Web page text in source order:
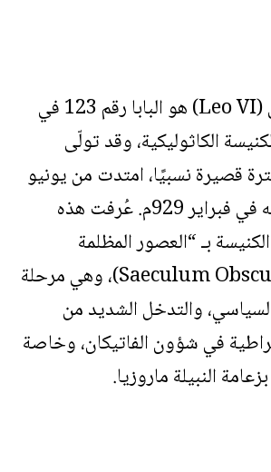
البابا ليو السادس (Leo VI) هو البابا رقم 123 في
الكاثوليكية، وقد تولّى
قصيرة نسبيًا، امتدت من يونيو
928م حتى وفاته في فبراير 929م. عُرفت هذه
بـ “العصور المظلمة
للبابوية” (Saeculum Obscurum)، وهي مرحلة
والتدخل الشديد من
في شؤون الفاتيكان، وخاصة
النبيلة ماروزيا.